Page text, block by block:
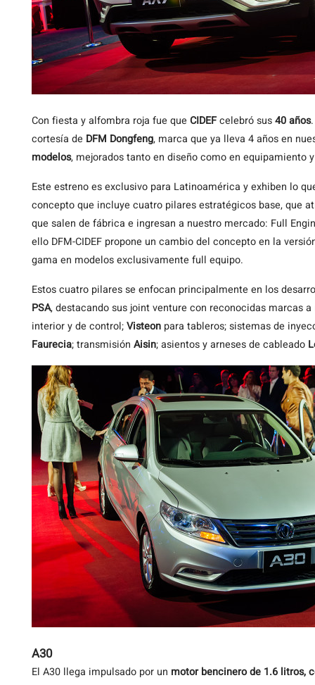
Con fiesta y alfombra roja fue que CIDEFcelebró sus40 años
cortesía de DFM Dongfeng, marca que ya lleva 4 años en
modelos, mejorados tanto en diseño como en equipamiento
Este estreno es exclusivo para Latinoamérica y exhiben lo
concepto que incluye cuatro pilares estratégicos base, que
que salen de fábrica e ingresan a nuestro mercado: Full
ello DFM-CIDEF propone un cambio del concepto en la
gama en modelos exclusivamente full equipo.
Estos cuatro pilares se enfocan principalmente en los
PSA, destacando sus joint venture con reconocidas marcas
interior y de control;Visteon para tableros; sistemas de
Faurecia; transmisión Aisin; asientos y arneses de cableado
A30
El A30 llega impulsado por un motor bencinero de 1.6 litros,